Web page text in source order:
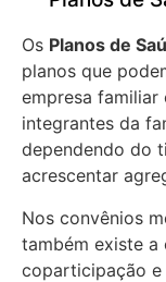
Os Planos de
planos que
empresa
integrantes da
dependendo do
acrescentar
Nos convênios
também existe a
coparticipação e